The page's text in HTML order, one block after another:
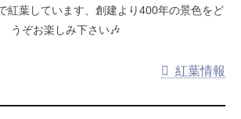
紅葉しています、創建より400年の景色をど
うぞお楽しみ下さい🎶
紅葉情報